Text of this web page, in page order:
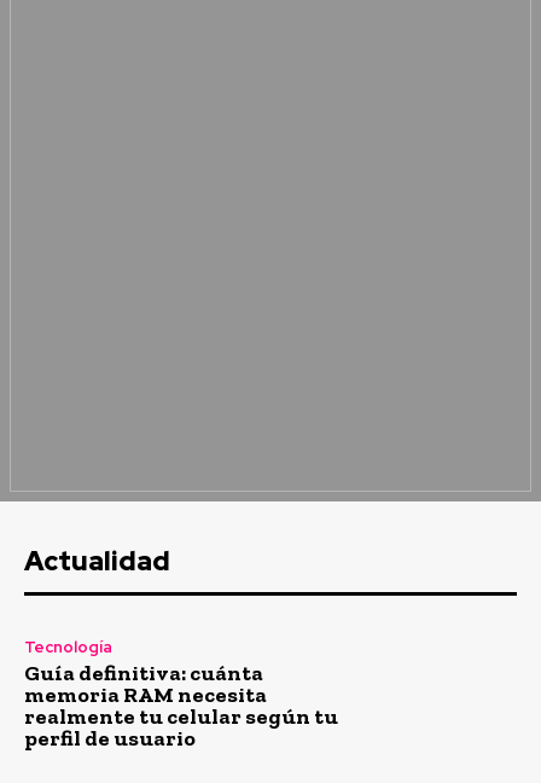
Actualidad
Tecnología
Guía definitiva: cuánta
memoria RAM necesita
realmente tu celular según tu
perfil de usuario